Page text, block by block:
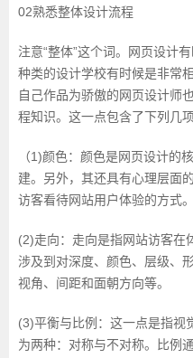
02熟悉整体设计流程
注意“整体”这个词。网页设计
种类的设计学校有时候是非常
自己作品为骄傲的网页设计师
程知识。这一点包含了下列几项
（1)颜色：颜色是网页设计的
建。另外，其还具有心理层面
访客看待网站用户体验的方式。
(2)走向：走向是指网站访客在
涉及到对深度、颜色、层级、
视角、间距和面朝方向等。
(3)平衡与比例：这一点是指视
为两种：对称与不对称。比例